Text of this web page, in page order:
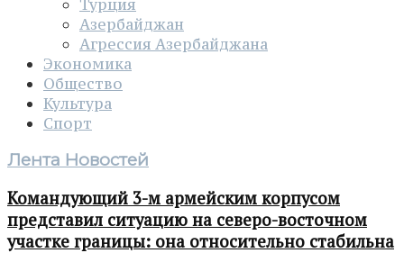
Турция
Азербайджан
Агрессия Азербайджана
Экономика
Общество
Культура
Спорт
Лента Новостей
Командующий 3-м армейским корпусом
представил ситуацию на северо-восточном
участке границы: она относительно стабильна